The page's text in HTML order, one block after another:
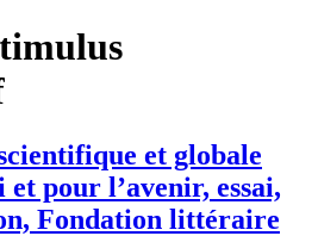
et globale
pour l’avenir, essai,
Fondation littéraire